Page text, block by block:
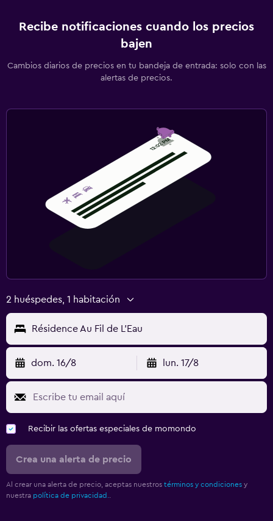
Recibe notificaciones cuando los precios
bajen
Cambios diarios de precios en tu bandeja de entrada: solo con las
alertas de precios.
2 huéspedes, 1 habitación
Résidence Au Fil de L'Eau
dom. 16/8 lun. 17/8
Recibir las ofertas especiales de momondo
Crea una alerta de precio
Al crear una alerta de precio, aceptas nuestros términos y condiciones y
nuestra política de privacidad.